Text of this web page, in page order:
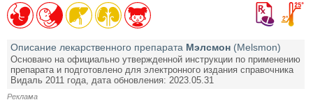
Описание лекарственного препарата Мэлсмон (Melsmon)
Основано на официально утвержденной инструкции по применению
препарата и подготовлено для электронного издания справочника
Видаль 2011 года, дата обновления: 2023.05.31
Реклама